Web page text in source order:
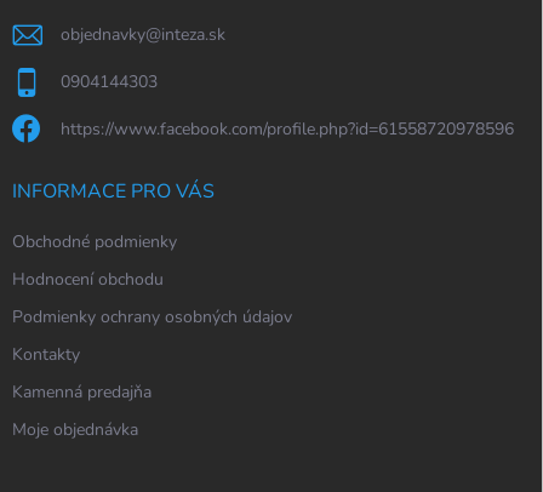
objednavky@inteza.sk
0904144303
https://www.facebook.com/profile.php?id=61558720978596
INFORMACE PRO VÁS
Obchodné podmienky
Hodnocení obchodu
Podmienky ochrany osobných údajov
Kontakty
Kamenná predajňa
Moje objednávka